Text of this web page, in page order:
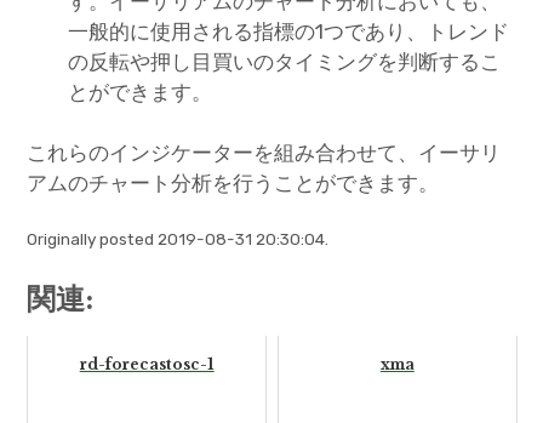
一般的に使用される指標の1つであり、トレンド
の反転や押し目買いのタイミングを判断するこ
とができます。
これらのインジケーターを組み合わせて、イーサリ
アムのチャート分析を行うことができます。
Originally posted 2019-08-31 20:30:04.
関連:
rd-forecastosc-1 xma